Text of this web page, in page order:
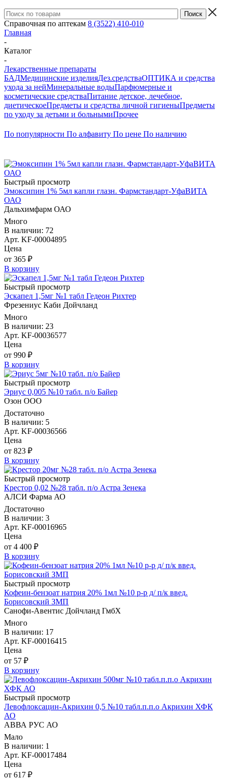
Справочная по аптекам 8 (3522) 410-010
Главная
-
Каталог
-
Лекарственные препараты
БАДМедицинские изделияДез.средстваОПТИКА и средства
ухода за нейМинеральные водыПарфюмерные и
косметические средстваПитание детское, лечебное,
диетическоеПредметы и средства личной гигиеныПредметы
по уходу за детьми и больнымиПрочее
По популярности По алфавиту По цене По наличию
Быстрый просмотр
Эмоксипин 1% 5мл капли глазн. Фармстандарт-УфаВИТА
ОАО
Дальхимфарм ОАО
Много
В наличии: 72
Арт. KF-00004895
Цена
от 365 ₽
В корзину
Быстрый просмотр
Эскапел 1,5мг №1 табл Гедеон Рихтер
Фрезениус Каби Дойчланд
Много
В наличии: 23
Арт. KF-00036577
Цена
от 990 ₽
В корзину
Быстрый просмотр
Эриус 0,005 №10 табл. п/о Байер
Озон ООО
Достаточно
В наличии: 5
Арт. KF-00036566
Цена
от 823 ₽
В корзину
Быстрый просмотр
Крестор 0,02 №28 табл. п/о Астра Зенека
АЛСИ Фарма АО
Достаточно
В наличии: 3
Арт. KF-00016965
Цена
от 4 400 ₽
В корзину
Быстрый просмотр
Кофеин-бензоат натрия 20% 1мл №10 р-р д/ п/к введ.
Борисовский ЗМП
Санофи-Авентис Дойчланд ГмбХ
Много
В наличии: 17
Арт. KF-00016415
Цена
от 57 ₽
В корзину
Быстрый просмотр
Левофлоксацин-Акрихин 0,5 №10 табл.п.п.о Акрихин ХФК
АО
АВВА РУС АО
Мало
В наличии: 1
Арт. KF-00017484
Цена
от 617 ₽